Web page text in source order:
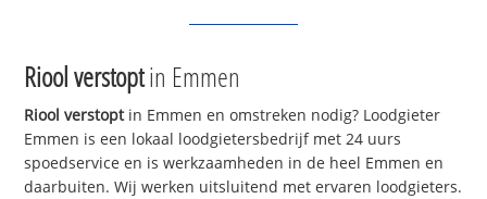
Riool verstoptin Emmen
Riool verstoptin Emmen en omstreken nodig? Loodgieter
Emmen is een lokaal loodgietersbedrijf met 24 uurs
spoedservice en is werkzaamheden in de heel Emmen en
daarbuiten. Wij werken uitsluitend met ervaren loodgieters.